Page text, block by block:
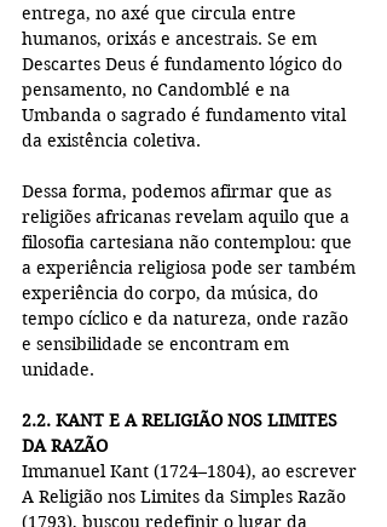
entrega, no axé que circula entre
humanos, orixás e ancestrais. Se em
Descartes Deus é fundamento lógico do
pensamento, no Candomblé e na
Umbanda o sagrado é fundamento vital
da existência coletiva.
Dessa forma, podemos afirmar que as
religiões africanas revelam aquilo que a
filosofia cartesiana não contemplou: que
a experiência religiosa pode ser também
experiência do corpo, da música, do
tempo cíclico e da natureza, onde razão
e sensibilidade se encontram em
unidade.
2.2. KANT E A RELIGIÃO NOS LIMITES
DA RAZÃO
Immanuel Kant (1724–1804), ao escrever
A Religião nos Limites da Simples Razão
(1793), buscou redefinir o lugar da